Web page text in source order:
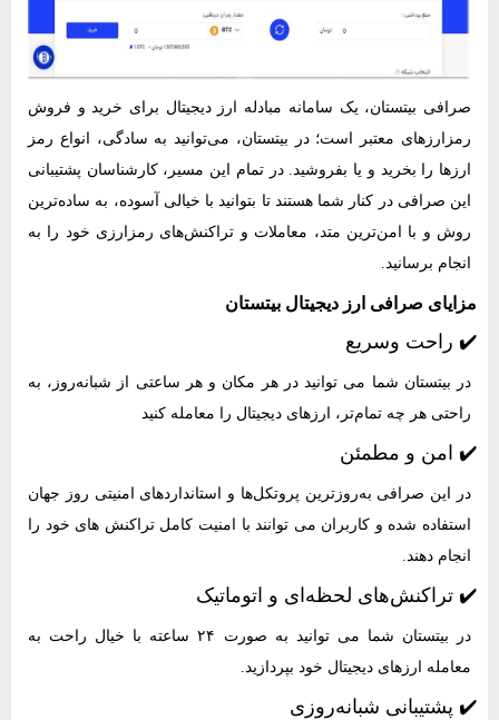
صرافی بیتستان، یک سامانه مبادله ارز دیجیتال برای خرید و فروش
رمزارزهای معتبر است؛ در بیتستان، می‌توانید به سادگی، انواع رمز
ارزها را بخرید و یا بفروشید. در تمام این مسیر، کارشناسان پشتیبانی
این صرافی در کنار شما هستند تا بتوانید با خیالی آسوده، به ساده‌ترین
روش و با امن‌ترین متد، معاملات و تراکنش‌های رمزارزی خود را به
انجام برسانید.
مزایای صرافی ارز دیجیتال بیتستان
✔️ راحت وسریع
در بیتستان شما می توانید در هر مکان و هر ساعتی از شبانه‌روز، به
راحتی هر چه تمام‌تر، ارزهای دیجیتال را معامله کنید
✔️ امن و مطمئن
در این صرافی به‌روزترین پروتکل‌ها و استانداردهای امنیتی روز جهان
استفاده شده و کاربران می توانند با امنیت کامل تراکنش های خود را
انجام دهند.
✔️ تراکنش‌های لحظه‌ای و اتوماتیک
در بیتستان شما می توانید به صورت ۲۴ ساعته با خیال راحت به
معامله ارزهای دیجیتال خود بپردازید.
✔️ پشتیبانی شبانه‌روزی